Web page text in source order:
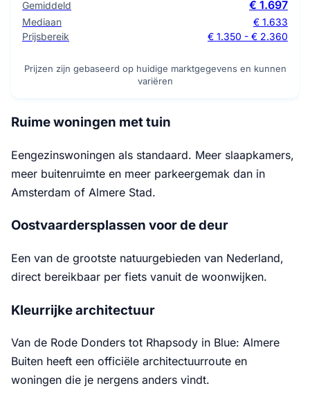
Gemiddeld € 1.697
Mediaan
€ 1.633
Prijsbereik
€ 1.350 - € 2.360
Prijzen zijn gebaseerd op huidige marktgegevens en kunnen
variëren
Ruime woningen met tuin
Eengezinswoningen als standaard. Meer slaapkamers,
meer buitenruimte en meer parkeergemak dan in
Amsterdam of Almere Stad.
Oostvaardersplassen voor de deur
Een van de grootste natuurgebieden van Nederland,
direct bereikbaar per fiets vanuit de woonwijken.
Kleurrijke architectuur
Van de Rode Donders tot Rhapsody in Blue: Almere
Buiten heeft een officiële architectuurroute en
woningen die je nergens anders vindt.